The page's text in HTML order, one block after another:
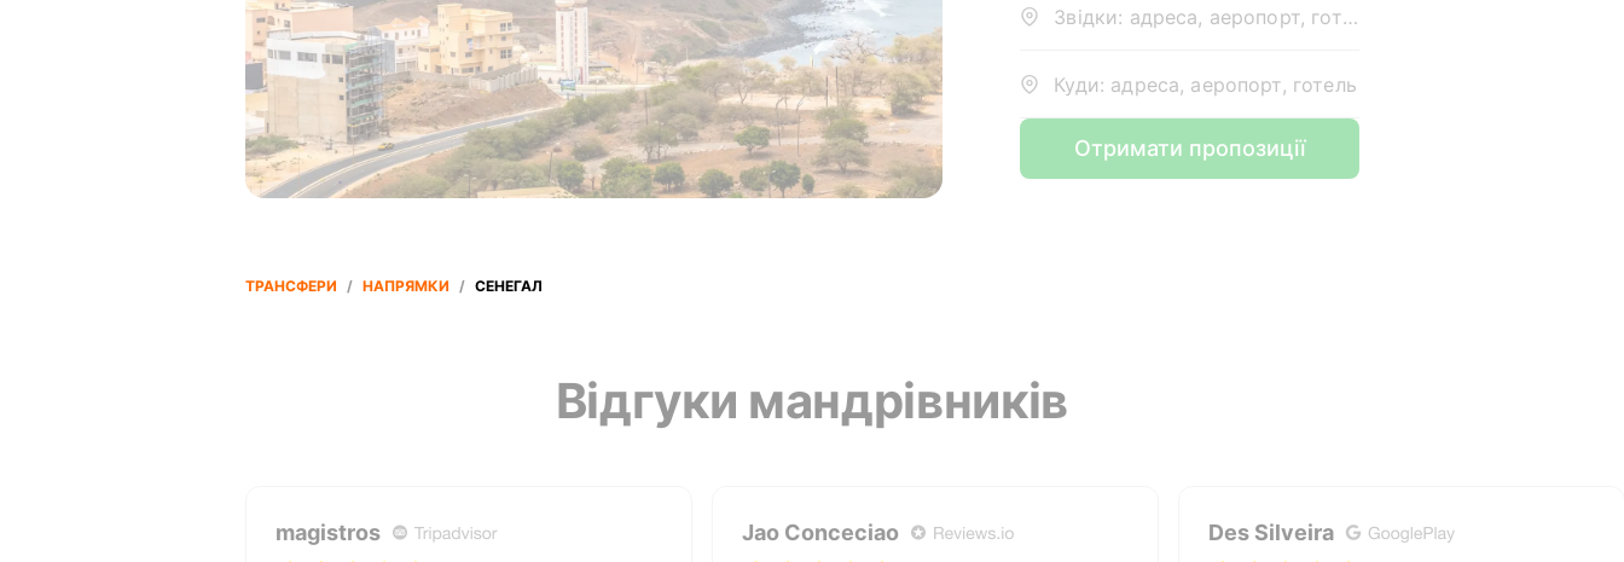
Звідки: адреса, аеропорт, готель
Куди: адреса, аеропорт, готель
Отримати пропозиції
ТРАНСФЕРИ / НАПРЯМКИ / СЕНЕГАЛ
Відгуки мандрівників
magistros Jao Conceciao Des Silveira